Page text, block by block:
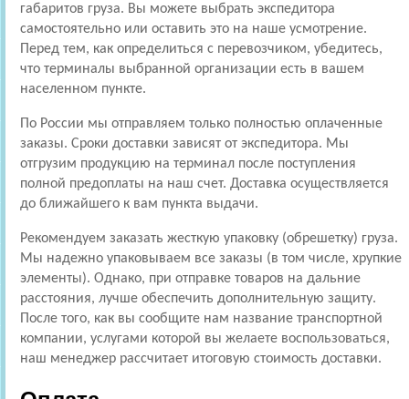
габаритов груза. Вы можете выбрать экспедитора
самостоятельно или оставить это на наше усмотрение.
Перед тем, как определиться с перевозчиком, убедитесь,
что терминалы выбранной организации есть в вашем
населенном пункте.
По России мы отправляем только полностью оплаченные
заказы. Сроки доставки зависят от экспедитора. Мы
отгрузим продукцию на терминал после поступления
полной предоплаты на наш счет. Доставка осуществляется
до ближайшего к вам пункта выдачи.
Рекомендуем заказать жесткую упаковку (обрешетку) груза.
Мы надежно упаковываем все заказы (в том числе, хрупкие
элементы). Однако, при отправке товаров на дальние
расстояния, лучше обеспечить дополнительную защиту.
После того, как вы сообщите нам название транспортной
компании, услугами которой вы желаете воспользоваться,
наш менеджер рассчитает итоговую стоимость доставки.